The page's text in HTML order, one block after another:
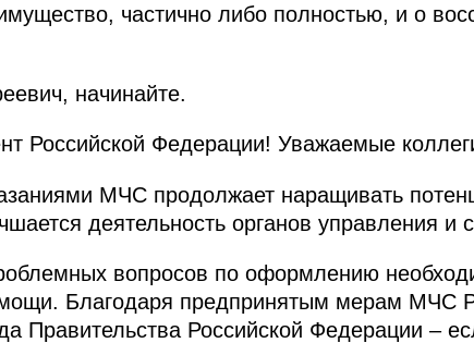
частично либо полностью, и о
начинайте.
Российской Федерации! Уважаемые
МЧС продолжает наращивать
деятельность органов управления и
вопросов по оформлению
Благодаря предпринятым мерам МЧС
Правительства Российской Федерации –